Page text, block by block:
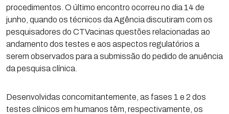
procedimentos. O último encontro ocorreu no dia 14 de
junho, quando os técnicos da Agência discutiram com os
pesquisadores do CTVacinas questões relacionadas ao
andamento dos testes e aos aspectos regulatórios a
serem observados para a submissão do pedido de anuência
da pesquisa clínica.
Desenvolvidas concomitantemente, as fases 1 e 2 dos
testes clínicos em humanos têm, respectivamente, os